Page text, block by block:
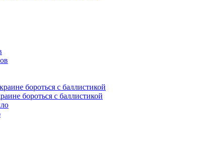
бороться с баллистикой